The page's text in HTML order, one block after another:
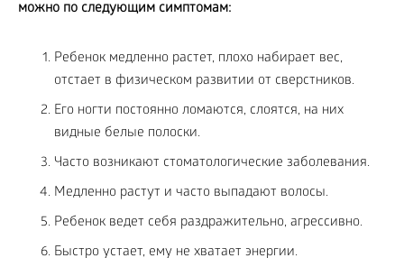
можно по следующим симптомам:
Ребенок медленно растет, плохо набирает вес,
отстает в физическом развитии от сверстников.
Его ногти постоянно ломаются, слоятся, на них
видные белые полоски.
Часто возникают стоматологические заболевания.
Медленно растут и часто выпадают волосы.
Ребенок ведет себя раздражительно, агрессивно.
Быстро устает, ему не хватает энергии.